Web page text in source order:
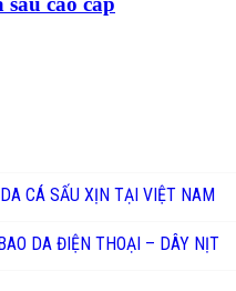
CÁ SẤU XỊN TẠI VIỆT NAM
DA ĐIỆN THOẠI – DÂY NỊT